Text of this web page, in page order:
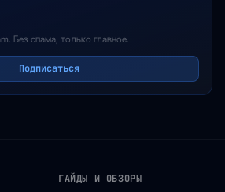
Без спама, только главное.
Подписаться
ГАЙДЫ И ОБЗОРЫ